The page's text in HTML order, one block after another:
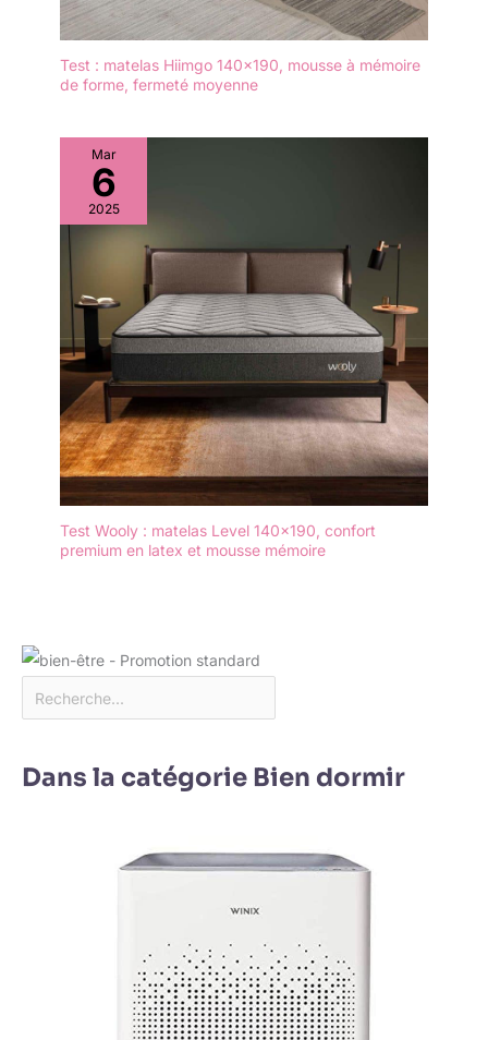
Test : matelas Hiimgo 140×190, mousse à mémoire
de forme, fermeté moyenne
Mar
6
2025
Test Wooly : matelas Level 140×190, confort
premium en latex et mousse mémoire
Dans la catégorie Bien dormir